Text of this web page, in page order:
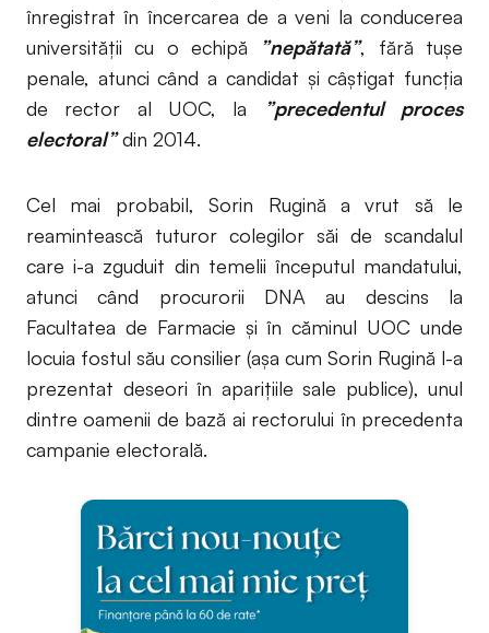
înregistrat în încercarea de a veni la conducerea
universității cu o echipă
”nepătată”, fără tușe
penale, atunci când a candidat și câștigat funcția
de rector al UOC, la
”precedentul proces
electoral”din 2014.
Cel mai probabil, Sorin Rugină a vrut să le
reamintească tuturor colegilor săi de scandalul
care i-a zguduit din temelii începutul mandatului,
atunci când procurorii DNA au descins la
Facultatea de Farmacie și în căminul UOC unde
locuia fostul său consilier (așa cum Sorin Rugină l-a
prezentat deseori în aparițiile sale publice), unul
dintre oamenii de bază ai rectorului în precedenta
campanie electorală.